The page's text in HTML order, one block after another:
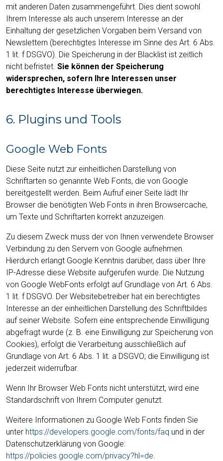
mit anderen Daten zusammengeführt. Dies dient sowohl
Ihrem Interesse als auch unserem Interesse an der
Einhaltung der gesetzlichen Vorgaben beim Versand von
Newslettern (berechtigtes Interesse im Sinne des Art. 6 Abs.
1 lit. f DSGVO). Die Speicherung in der Blacklist ist zeitlich
nicht befristet. Sie können der Speicherung
widersprechen, sofern Ihre Interessen unser
berechtigtes Interesse überwiegen.
6. Plugins und Tools
Google Web Fonts
Diese Seite nutzt zur einheitlichen Darstellung von
Schriftarten so genannte Web Fonts, die von Google
bereitgestellt werden. Beim Aufruf einer Seite lädt Ihr
Browser die benötigten Web Fonts in ihren Browsercache,
um Texte und Schriftarten korrekt anzuzeigen.
Zu diesem Zweck muss der von Ihnen verwendete Browser
Verbindung zu den Servern von Google aufnehmen.
Hierdurch erlangt Google Kenntnis darüber, dass über Ihre
IP-Adresse diese Website aufgerufen wurde. Die Nutzung
von Google WebFonts erfolgt auf Grundlage von Art. 6 Abs.
1 lit. f DSGVO. Der Websitebetreiber hat ein berechtigtes
Interesse an der einheitlichen Darstellung des Schriftbildes
auf seiner Website. Sofern eine entsprechende Einwilligung
abgefragt wurde (z. B. eine Einwilligung zur Speicherung von
Cookies), erfolgt die Verarbeitung ausschließlich auf
Grundlage von Art. 6 Abs. 1 lit. a DSGVO; die Einwilligung ist
jederzeit widerrufbar.
Wenn Ihr Browser Web Fonts nicht unterstützt, wird eine
Standardschrift von Ihrem Computer genutzt.
Weitere Informationen zu Google Web Fonts finden Sie
unter https://developers.google.com/fonts/faq und in der
Datenschutzerklärung von Google:
https://policies.google.com/privacy?hl=de.